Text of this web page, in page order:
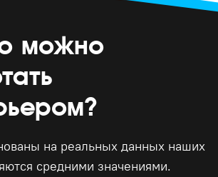
можно
на реальных данных наших
средними значениями.